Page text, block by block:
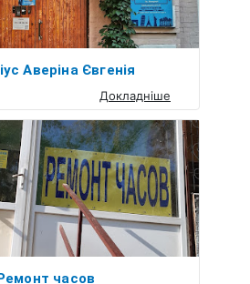
Аверіна Євгенія
Докладніше
Ремонт часов